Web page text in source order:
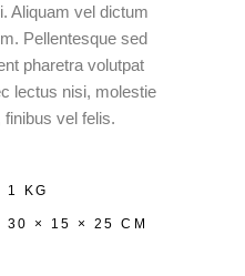
Aliquam vel dictum
Pellentesque sed
pharetra volutpat
lectus nisi, molestie
vel felis.
1 KG
30 × 15 × 25 CM